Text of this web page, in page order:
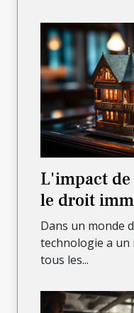
L'impact
le droit
Dans un monde
technologie a un
tous les...